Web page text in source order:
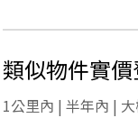
類似物件實
1公里內 | 半年內 |